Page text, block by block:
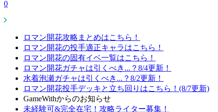
0
ロマン開花攻略まとめはこちら！
ロマン開花の投手適正キャラはこちら！
ロマン開花の固有イベ一覧はこちら！
ロマン開花ガチャは引くべき...？8/4更新！
水着泡瀬ガチャは引くべき...？8/2更新！
ロマン開花投手デッキと立ち回りはこちら！(8/7更新)
GameWithからのお知らせ
未経験可&完全在宅！攻略ライター募集！